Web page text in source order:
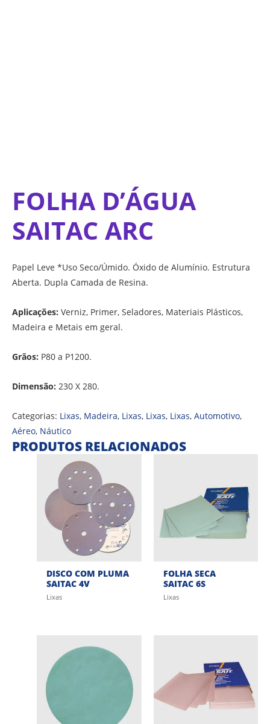
FOLHA D’ÁGUA
SAITAC ARC
Papel Leve *Uso Seco/Úmido. Óxido de Alumínio. Estrutura
Aberta. Dupla Camada de Resina.
Aplicações: Verniz, Primer, Seladores, Materiais Plásticos,
Madeira e Metais em geral.
Grãos: P80 a P1200.
Dimensão: 230 X 280.
Categorias: Lixas, Madeira, Lixas, Lixas, Lixas, Automotivo,
Aéreo, Náutico
PRODUTOS RELACIONADOS
DISCO COM PLUMA
SAITAC 4V
Lixas
FOLHA SECA
SAITAC 6S
Lixas